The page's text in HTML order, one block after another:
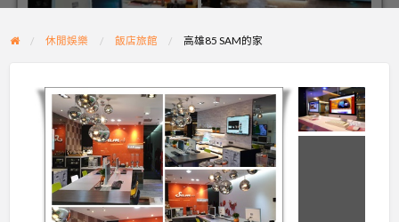
problem
休閒娛樂 飯店旅館 高雄85 SAM的家